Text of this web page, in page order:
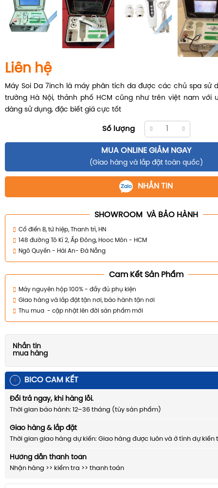
Liên hệ
Máy Soi Da 7inch là máy phân tích da được các chủ spa sử
trường Hà Nội, thảnh phố HCM cũng như trên việt nam với
dàng sử dụng, đặc biết giá cực tốt
Số lượng
MUA ONLINE GIẢM NGAY
(Giao hàng và lắp đặt toàn quốc)
NHẮN TIN
SHOWROOM VÀ BẢO HÀNH
Cổ điển B, tứ hiệp, Thanh trì, HN
148 đường Tô Kí 2, Ấp Đông, Hooc Môn - HCM
Ngô Quyền - Hải An- Đà Nẵng
Cam Kết Sản Phẩm
Máy nguyên hộp 100% - đầy đủ phụ kiện
Giao hàng và lắp đặt tận nơi, bảo hành tận nơi
Thu mua - cập nhật lên đời sản phẩm mới
Nhắn tin
mua hàng
BICO CAM KẾT
Đổi trả ngay, khi hàng lỗi.
Thời gian bảo hành: 12–36 tháng (tùy sản phẩm)
Giao hàng & lắp đặt
Thời gian giao hàng dự kiến: Giao hàng được luôn và ở tình dự kiến
Hướng dẫn thanh toán
Nhận hàng >> kiểm tra >> thanh toán